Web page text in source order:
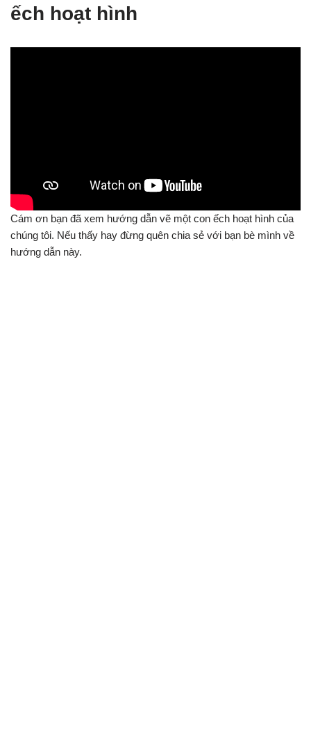
ếch hoạt hình
Cám ơn bạn đã xem hướng dẫn vẽ một con ếch hoạt hình của
chúng tôi. Nếu thấy hay đừng quên chia sẻ với bạn bè mình về
hướng dẫn này.